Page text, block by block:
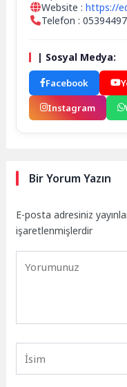
Website :https://
Telefon :
| Sosyal Medya:
Facebook
Instagram
Bir Yorum Yazın
E-posta adresiniz
işaretlenmişlerdir